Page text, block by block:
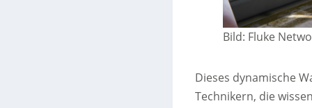
Bild: Fluke
Dieses dynamische
Technikern, die